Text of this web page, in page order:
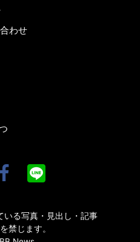
わせ
いる写真・見出し・記事
禁じます。